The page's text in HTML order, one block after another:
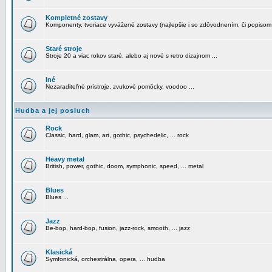
Kompletné zostavy
Komponenty, tvoriace vyvážené zostavy (najlepšie i so zdôvodnením, či
Staré stroje
Stroje 20 a viac rokov staré, alebo aj nové s retro dizajnom ...
Iné
Nezaraditeľné prístroje, zvukové pomôcky, voodoo ...
Hudba a jej posluch
Rock
Classic, hard, glam, art, gothic, psychedelic, ... rock
Heavy metal
British, power, gothic, doom, symphonic, speed, ... metal
Blues
Blues ...
Jazz
Be-bop, hard-bop, fusion, jazz-rock, smooth, ... jazz
Klasická
Symfonická, orchestrálna, opera, ... hudba